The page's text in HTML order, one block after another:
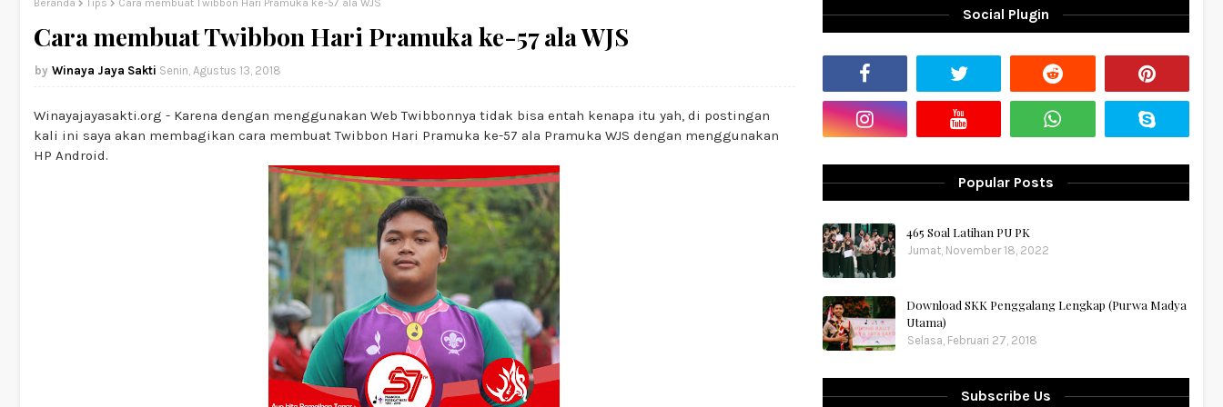
Beranda Tips Cara membuat Twibbon Hari Pramuka ke-57 ala WJS
Cara membuat Twibbon Hari Pramuka ke-57 ala WJS
Winaya Jaya Sakti Senin, Agustus 13, 2018
Winayajayasakti.org - Karena dengan menggunakan Web Twibbonnya tidak bisa entah kenapa itu yah, di postingan
kali ini saya akan membagikan cara membuat Twibbon Hari Pramuka ke-57 ala Pramuka WJS dengan menggunakan
HP Android.
Social Plugin
Popular Posts
465 Soal Latihan PU PK
Jumat, November 18, 2022
Download SKK Penggalang Lengkap (Purwa Madya
Utama)
Selasa, Februari 27, 2018
Subscribe Us